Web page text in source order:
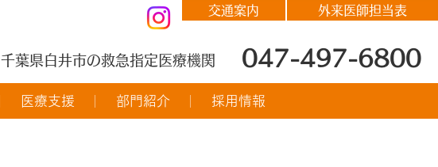
交通案内 外来医師担当表
千葉県白井市の救急指定医療機関 047-497-6800
医療支援 部門紹介 採用情報